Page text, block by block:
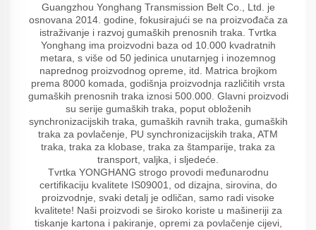
Guangzhou Yonghang Transmission Belt Co., Ltd. je
osnovana 2014. godine, fokusirajući se na proizvođača za
istraživanje i razvoj gumaških prenosnih traka. Tvrtka
Yonghang ima proizvodni baza od 10.000 kvadratnih
metara, s više od 50 jedinica unutarnjeg i inozemnog
naprednog proizvodnog opreme, itd. Matrica brojkom
prema 8000 komada, godišnja proizvodnja različitih vrsta
gumaških prenosnih traka iznosi 500.000. Glavni proizvodi
su serije gumaških traka, poput obloženih
synchronizacijskih traka, gumaških ravnih traka, gumaških
traka za povlačenje, PU synchronizacijskih traka, ATM
traka, traka za klobase, traka za štamparije, traka za
transport, valjka, i sljedeće.
Tvrtka YONGHANG strogo provodi međunarodnu
certifikaciju kvalitete IS09001, od dizajna, sirovina, do
proizvodnje, svaki detalj je odličan, samo radi visoke
kvalitete! Naši proizvodi se široko koriste u mašineriji za
tiskanje kartona i pakiranje, opremi za povlačenje cijevi,